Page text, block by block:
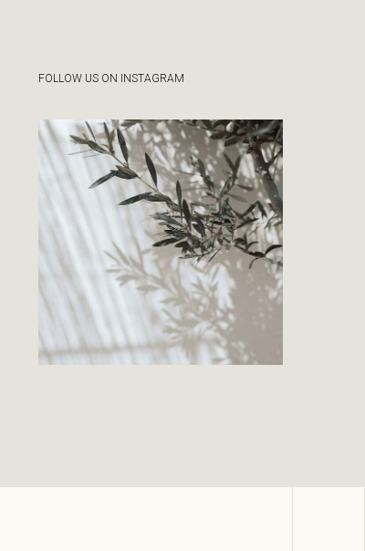
FOLLOW US ON INSTAGRAM